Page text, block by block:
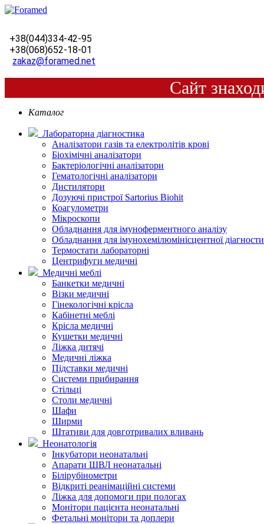
+38(044)334-42-95
+38(068)652-18-01
zakaz@foramed.net
Сайт
Каталог
Лабораторна діагностика
Аналізатори газів та електролітів крові
Біохімічні аналізатори
Бактеріологічні аналізатори
Гематологічні аналізатори
Дистилятори
Дозуючі пристрої Sartorius Biohit
Коагулометри
Мікроскопи
Обладнання для імуноферментного аналізу
Обладнання для імунохемілюмінісцентної
Термостати лабораторні
Центрифуги медичні
Медичні меблі
Банкетки медичні
Візки медичні
Гінекологічні крісла
Кабінетні меблі
Крісла медичні
Кушетки медичні
Ліжка дитячі
Медичні ліжка
Підставки медичні
Системи прибирання
Стільці
Столи медичні
Шафи
Ширми
Штативи для довготривалих вливань
Неонатологія
Інкубатори неонатальні
Апарати ШВЛ неонатальні
Білірубінометри
Відкриті реанімаційні системи
Ліжка для допомоги при пологах
Монітори пацієнта неонатальні
Фетальні монітори та доплери